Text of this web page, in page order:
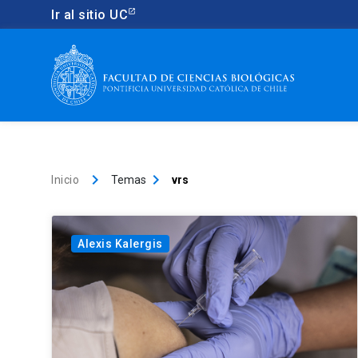
Ir al sitio UC
Inicio keyboard_arrow_right Temas keyboard_arrow_right vrs
Alexis Kalergis